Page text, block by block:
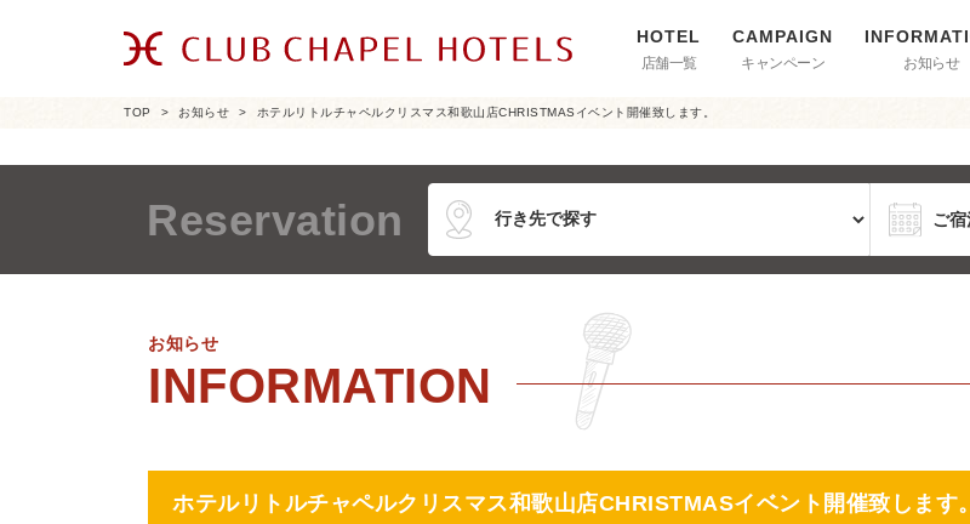
店舗一覧 キャンペーン お知らせ
TOP お知らせ ホテルリトルチャペルクリスマス和歌山店CHRISTMASイベント開催致します。
Reservation
お知らせ
ホテルリトルチャペルクリスマス和歌山店CHRISTMASイベント開催致します。